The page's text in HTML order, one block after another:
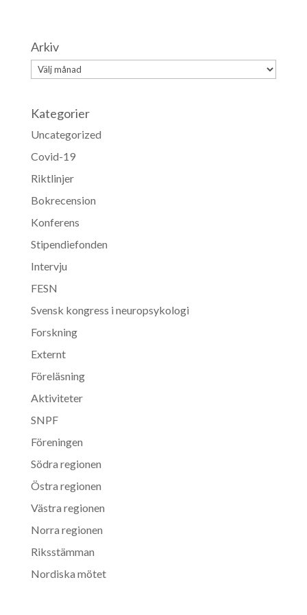
Arkiv
Arkiv
Kategorier
Uncategorized
Covid-19
Riktlinjer
Bokrecension
Konferens
Stipendiefonden
Intervju
FESN
Svensk kongress i neuropsykologi
Forskning
Externt
Föreläsning
Aktiviteter
SNPF
Föreningen
Södra regionen
Östra regionen
Västra regionen
Norra regionen
Riksstämman
Nordiska mötet